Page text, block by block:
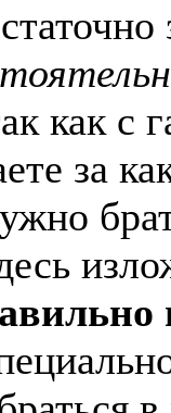
как с
за